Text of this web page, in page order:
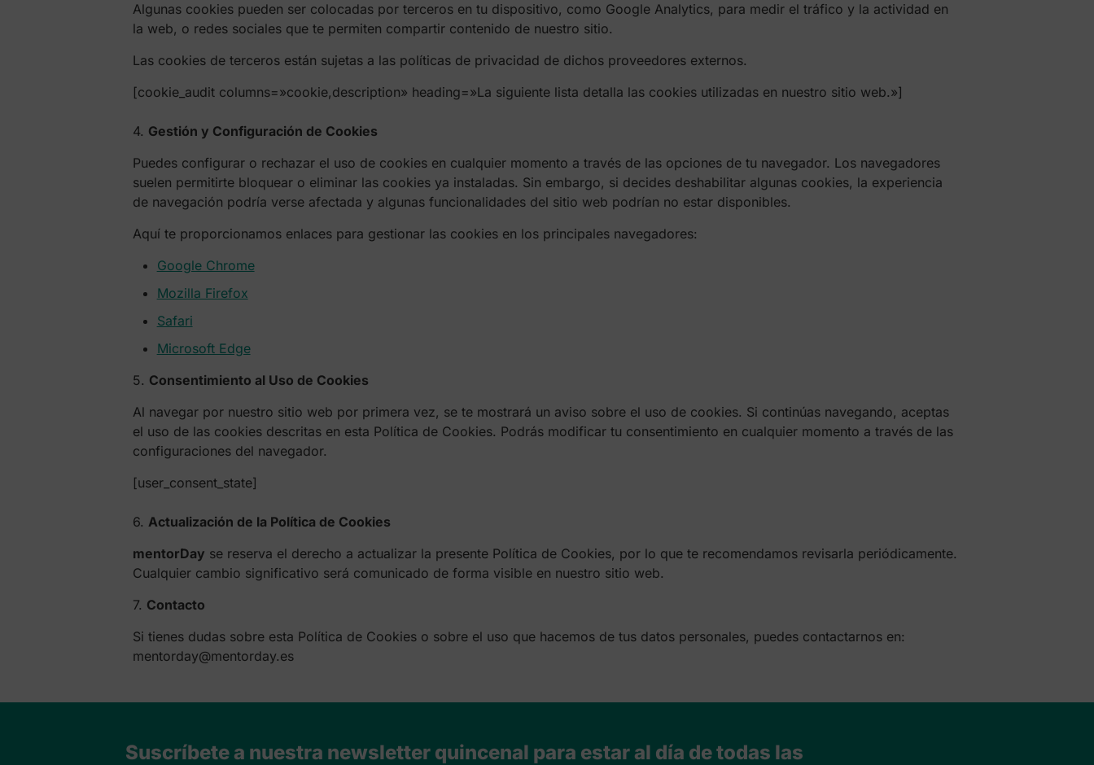
Algunas cookies pueden ser colocadas por terceros en tu dispositivo, como Google Analytics, para medir el tráfico y la actividad en
la web, o redes sociales que te permiten compartir contenido de nuestro sitio.
Las cookies de terceros están sujetas a las políticas de privacidad de dichos proveedores externos.
[cookie_audit columns=»cookie,description» heading=»La siguiente lista detalla las cookies utilizadas en nuestro sitio web.»]
4. Gestión y Configuración de Cookies
Puedes configurar o rechazar el uso de cookies en cualquier momento a través de las opciones de tu navegador. Los navegadores
suelen permitirte bloquear o eliminar las cookies ya instaladas. Sin embargo, si decides deshabilitar algunas cookies, la experiencia
de navegación podría verse afectada y algunas funcionalidades del sitio web podrían no estar disponibles.
Aquí te proporcionamos enlaces para gestionar las cookies en los principales navegadores:
Google Chrome
Mozilla Firefox
Safari
Microsoft Edge
5. Consentimiento al Uso de Cookies
Al navegar por nuestro sitio web por primera vez, se te mostrará un aviso sobre el uso de cookies. Si continúas navegando, aceptas
el uso de las cookies descritas en esta Política de Cookies. Podrás modificar tu consentimiento en cualquier momento a través de las
configuraciones del navegador.
[user_consent_state]
6. Actualización de la Política de Cookies
mentorDay se reserva el derecho a actualizar la presente Política de Cookies, por lo que te recomendamos revisarla periódicamente.
Cualquier cambio significativo será comunicado de forma visible en nuestro sitio web.
7. Contacto
Si tienes dudas sobre esta Política de Cookies o sobre el uso que hacemos de tus datos personales, puedes contactarnos en:
mentorday@mentorday.es
Suscríbete a nuestra newsletter quincenal para estar al día de todas las